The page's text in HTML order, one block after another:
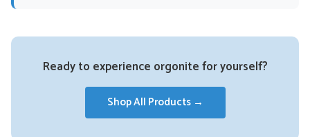
Ready to experience orgonite for yourself?
Shop All Products →